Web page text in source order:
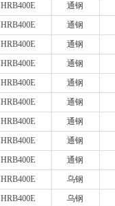
HRB400E
通钢
HRB400E
通钢
HRB400E
通钢
HRB400E
通钢
HRB400E
通钢
HRB400E
通钢
HRB400E
通钢
HRB400E
通钢
HRB400E
通钢
HRB400E
乌钢
HRB400E
乌钢